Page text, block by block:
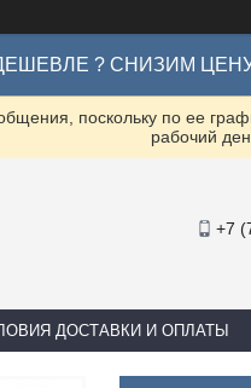
? СНИЗИМ
поскольку по ее
рабочий
+7
ДОСТАВКИ И ОПЛАТЫ